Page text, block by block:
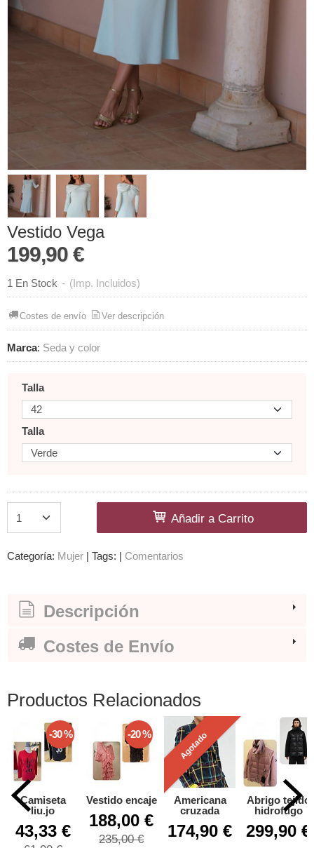
Vestido Vega
199,90 €
1 En Stock - (Imp. Incluidos)
Costes de envío Ver descripción
Marca: Seda y color
Talla
Talla
Añadir a Carrito
Categoría: Mujer | Tags: | Comentarios
Descripción
Costes de Envío
Productos Relacionados
-30 %
Camiseta
liu.jo
43,33 €
-20 %
Vestido encaje
188,00 €
235,00 €
Agotado
Americana
cruzada
174,90 €
Abrigo tejido
hidrofugo
299,90 €